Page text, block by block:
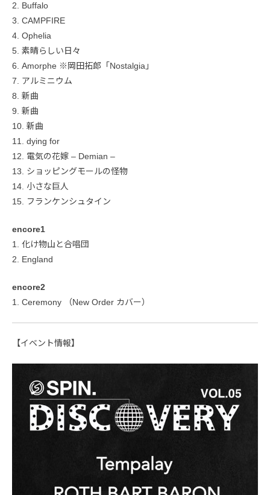
2. Buffalo
3. CAMPFIRE
4. Ophelia
5. 素晴らしい日々
6. Amorphe ※岡田拓郎「Nostalgia」
7. アルミニウム
8. 新曲
9. 新曲
10. 新曲
11. dying for
12. 電気の花嫁 – Demian –
13. ショッピングモールの怪物
14. 小さな巨人
15. フランケンシュタイン
encore1
1. 化け物山と合唱団
2. England
encore2
1. Ceremony （New Order カバー）
【イベント情報】